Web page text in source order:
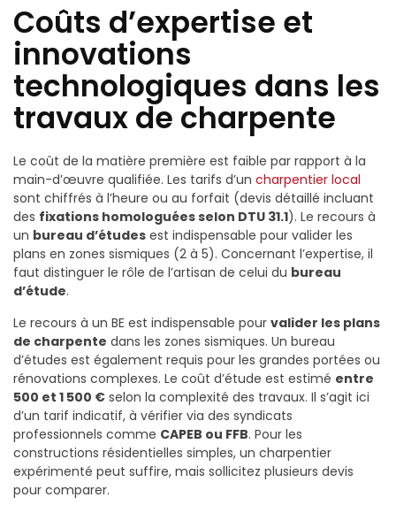
Coûts d’expertise et
innovations
technologiques dans les
travaux de charpente
Le coût de la matière première est faible par rapport à la
main-d’œuvre qualifiée. Les tarifs d’un charpentier local
sont chiffrés à l’heure ou au forfait (devis détaillé incluant
des fixations homologuées selon DTU 31.1). Le recours à
un bureau d’études est indispensable pour valider les
plans en zones sismiques (2 à 5). Concernant l’expertise, il
faut distinguer le rôle de l’artisan de celui du bureau
d’étude.
Le recours à un BE est indispensable pour valider les plans
de charpente dans les zones sismiques. Un bureau
d’études est également requis pour les grandes portées ou
rénovations complexes. Le coût d’étude est estimé entre
500 et 1 500 € selon la complexité des travaux. Il s’agit ici
d’un tarif indicatif, à vérifier via des syndicats
professionnels comme CAPEB ou FFB. Pour les
constructions résidentielles simples, un charpentier
expérimenté peut suffire, mais sollicitez plusieurs devis
pour comparer.